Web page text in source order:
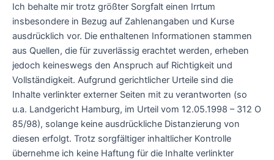
Ich behalte mir trotz größter Sorgfalt einen Irrtum
insbesondere in Bezug auf Zahlenangaben und Kurse
ausdrücklich vor. Die enthaltenen Informationen stammen
aus Quellen, die für zuverlässig erachtet werden, erheben
jedoch keineswegs den Anspruch auf Richtigkeit und
Vollständigkeit. Aufgrund gerichtlicher Urteile sind die
Inhalte verlinkter externer Seiten mit zu verantworten (so
u.a. Landgericht Hamburg, im Urteil vom 12.05.1998 – 312 O
85/98), solange keine ausdrückliche Distanzierung von
diesen erfolgt. Trotz sorgfältiger inhaltlicher Kontrolle
übernehme ich keine Haftung für die Inhalte verlinkter